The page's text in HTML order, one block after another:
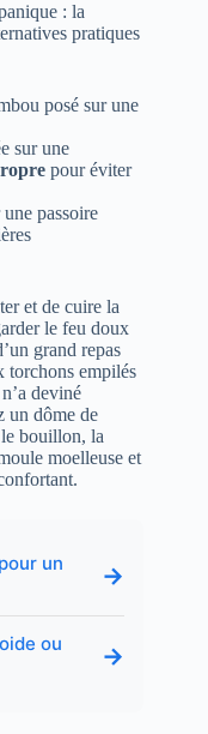
: la
pratiques
posé sur une
sur une
pour éviter
passoire
et de cuire la
le feu doux
grand repas
torchons empilés
deviné
un dôme de
le bouillon, la
moelleuse et
un
→
ou
→